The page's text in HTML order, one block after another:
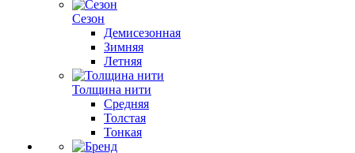
Сезон
Демисезонная
Зимняя
Летняя
Толщина нити
Средняя
Толстая
Тонкая